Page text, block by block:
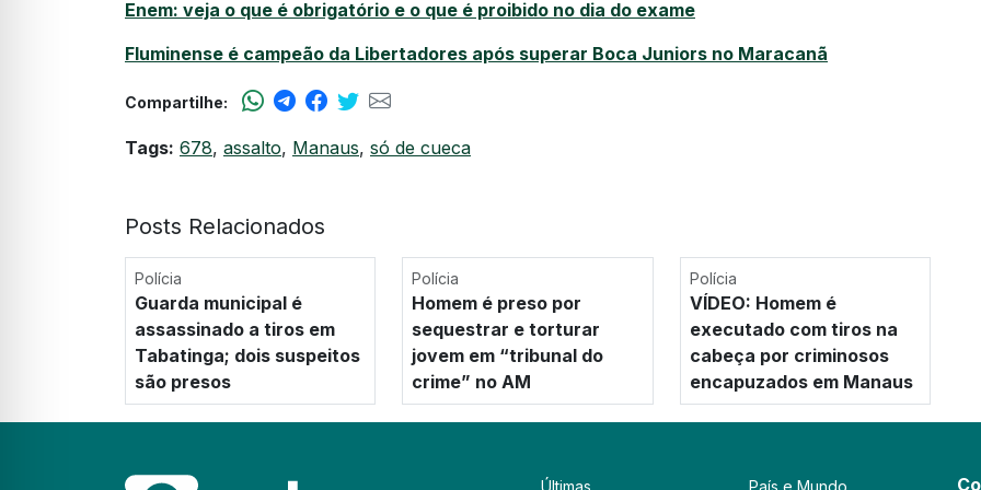
Enem: veja o que é obrigatório e o que é proibido no dia do exame
Fluminense é campeão da Libertadores após superar Boca Juniors no Maracanã
Compartilhe:
Tags: 678, assalto, Manaus, só de cueca
Posts Relacionados
Polícia
Guarda municipal é
assassinado a tiros em
Tabatinga; dois suspeitos
são presos
Polícia
Homem é preso por
sequestrar e torturar
jovem em “tribunal do
crime” no AM
Polícia
VÍDEO: Homem é
executado com tiros na
cabeça por criminosos
encapuzados em Manaus